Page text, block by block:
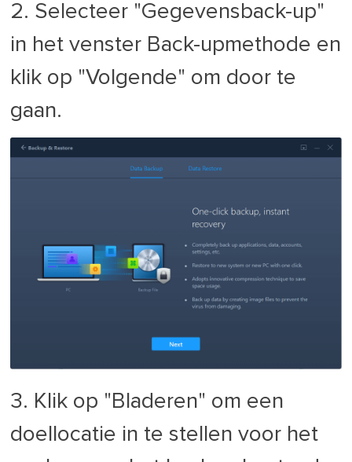
2. Selecteer "Gegevensback-up"
in het venster Back-upmethode en
klik op "Volgende" om door te
gaan.
3. Klik op "Bladeren" om een
doellocatie in te stellen voor het